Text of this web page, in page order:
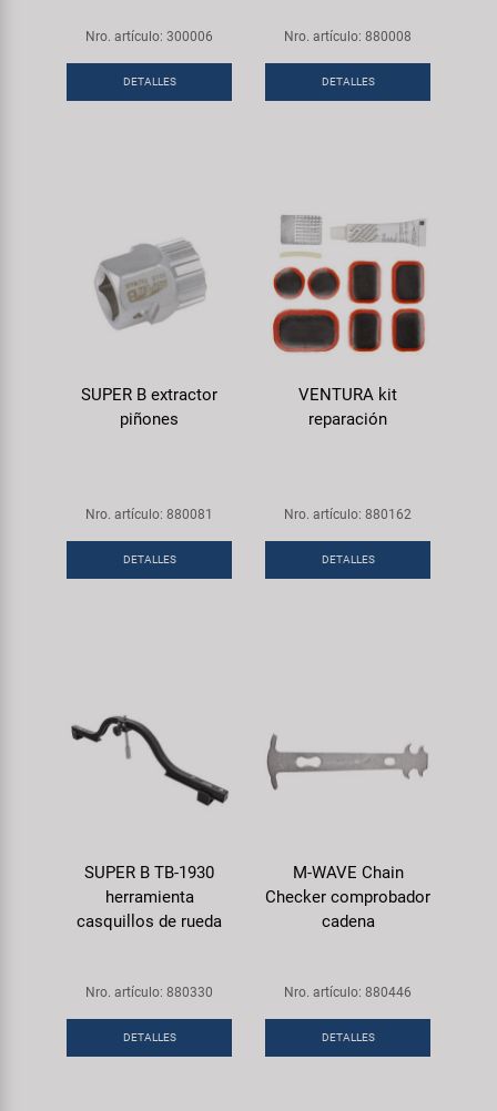
Nro. artículo: 300006
DETALLES
Nro. artículo: 880008
DETALLES
SUPER B extractor
piñones
Nro. artículo: 880081
DETALLES
VENTURA kit
reparación
Nro. artículo: 880162
DETALLES
SUPER B TB-1930
herramienta
casquillos de rueda
Nro. artículo: 880330
DETALLES
M-WAVE Chain
Checker comprobador
cadena
Nro. artículo: 880446
DETALLES